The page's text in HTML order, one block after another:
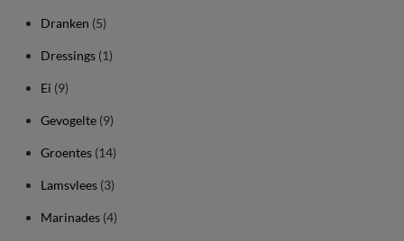
Dranken (5)
Dressings (1)
Ei (9)
Gevogelte (9)
Groentes (14)
Lamsvlees (3)
Marinades (4)